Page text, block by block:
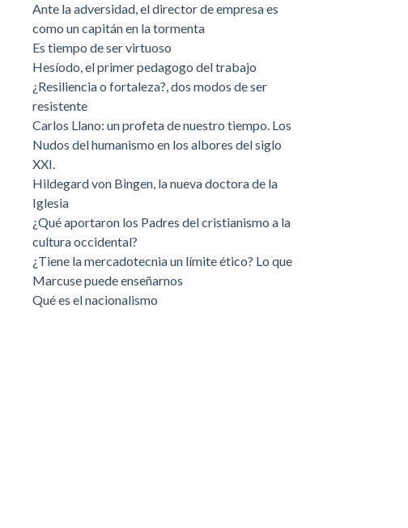
Ante la adversidad, el director de empresa es
como un capitán en la tormenta
Es tiempo de ser virtuoso
Hesíodo, el primer pedagogo del trabajo
¿Resiliencia o fortaleza?, dos modos de ser
resistente
Carlos Llano: un profeta de nuestro tiempo. Los
Nudos del humanismo en los albores del siglo
XXI.
Hildegard von Bingen, la nueva doctora de la
Iglesia
¿Qué aportaron los Padres del cristianismo a la
cultura occidental?
¿Tiene la mercadotecnia un límite ético? Lo que
Marcuse puede enseñarnos
Qué es el nacionalismo